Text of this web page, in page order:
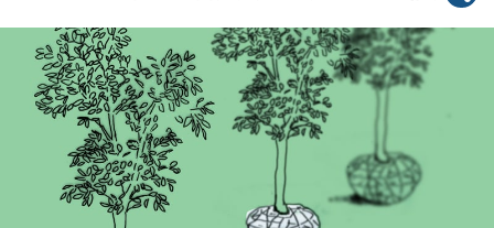
Kliknij, aby powiększyć